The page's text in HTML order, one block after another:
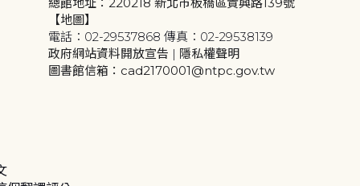
【地圖】
電話：02-29537868 傳真：02-29538139
政府網站資料開放宣告 | 隱私權聲明
圖書館信箱：cad2170001@ntpc.gov.tw